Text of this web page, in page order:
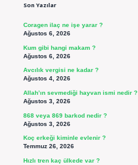
Son Yazılar
Coragen ilaç ne işe yarar ?
Ağustos 6, 2026
Kum gibi hangi makam ?
Ağustos 6, 2026
Avcılık vergisi ne kadar ?
Ağustos 4, 2026
Allah’ın sevmediği hayvan ismi nedir ?
Ağustos 3, 2026
868 veya 869 barkod nedir ?
Ağustos 3, 2026
Koç erkeği kiminle evlenir ?
Temmuz 26, 2026
Hızlı tren kaç ülkede var ?